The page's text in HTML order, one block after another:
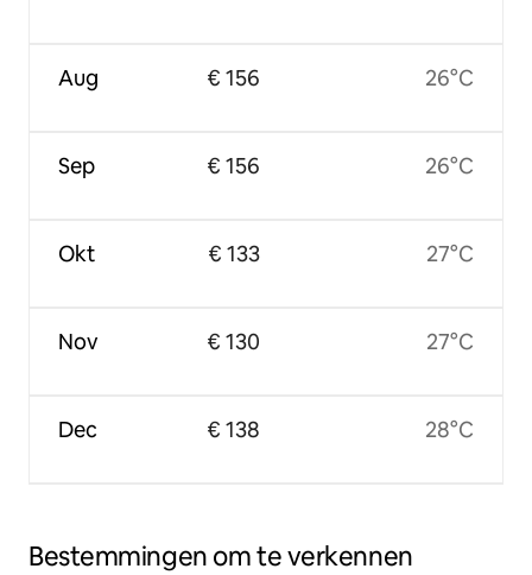
Aug
Sep
Okt
Nov
Dec
€ 156
€ 156
€ 133
€ 130
€ 138
26°C
26°C
27°C
27°C
28°C
Bestemmingen om te verkennen